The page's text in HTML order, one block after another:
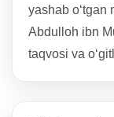
yashab oʻtgan
Abdulloh ibn
taqvosi va